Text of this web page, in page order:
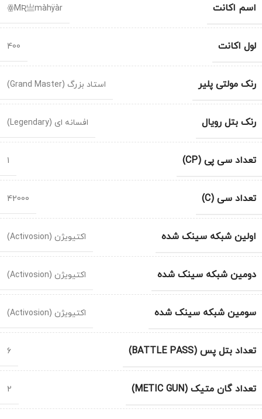
اسم اکانت ꙮMƦ亗màhÿàr
لول اکانت 400
رنک مولتی پلیر استاد بزرگ (Grand Master)
رنک بتل رویال افسانه ای (Legendary)
تعداد سی پی (CP) 1
تعداد سی (C) 42000
اولین شبکه سینک شده اکتیویژن (Activosion)
دومین شبکه سینک شده اکتیویژن (Activosion)
سومین شبکه سینک شده اکتیویژن (Activosion)
تعداد بتل پس (BATTLE PASS) 6
تعداد گان متیک (METIC GUN) 2